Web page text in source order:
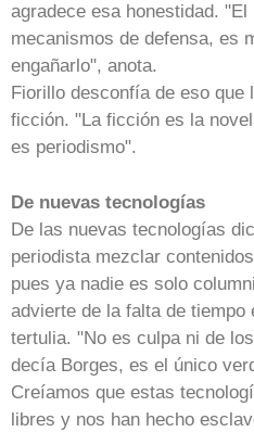
agradece esa honestidad.
mecanismos de defensa, es
engañarlo", anota.
Fiorillo desconfía de eso que
ficción. "La ficción es la
es periodismo".
De nuevas tecnologías
De las nuevas tecnologías
periodista mezclar
pues ya nadie es solo
advierte de la falta de
tertulia. "No es culpa ni de
decía Borges, es el único
Creíamos que estas
libres y nos han hecho